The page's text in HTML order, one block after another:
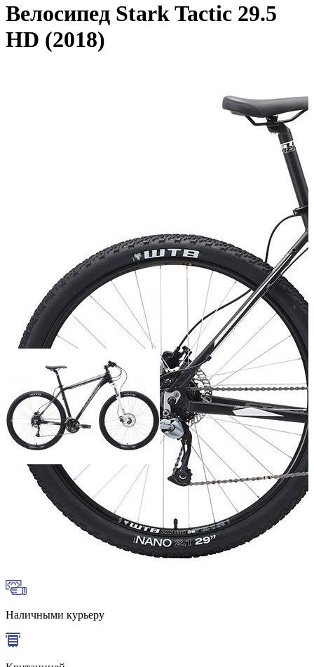
Велосипед Stark Tactic 29.5
HD (2018)
Добавить к сравнению
Нет в наличии
Сообщить о наличии
Наличными курьеру